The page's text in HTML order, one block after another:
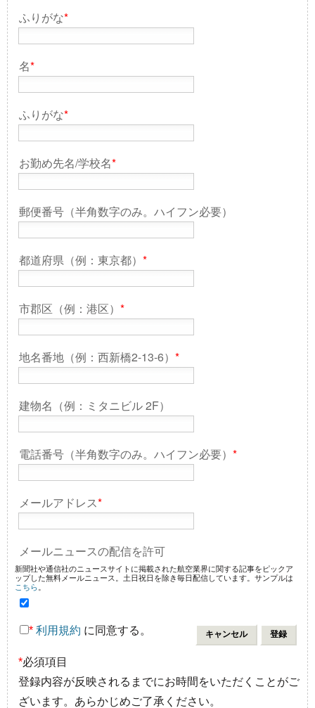
ふりがな*
名*
ふりがな*
お勤め先名/学校名*
郵便番号（半角数字のみ。ハイフン必要）
都道府県（例：東京都） *
市郡区（例：港区） *
地名番地（例：西新橋2-13-6） *
建物名（例：ミタニビル 2F）
電話番号（半角数字のみ。ハイフン必要） *
メールアドレス*
メールニュースの配信を許可
新聞社や通信社のニュースサイトに掲載された航空業界に関する記事をピックア
ップした無料メールニュース。土日祝日を除き毎日配信しています。サンプルは
こちら
* 利用規約 に同意する。
*必須項目
登録内容が反映されるまでにお時間をいただくことがご
ざいます。あらかじめご了承ください。